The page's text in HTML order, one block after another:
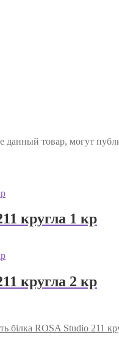
данный товар, могут
кругла 1 кр
кругла 2 кр
білка ROSA Studio 211